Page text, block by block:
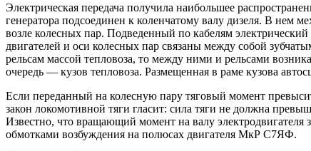
Электрическая передача получила наибольшее
генератора подсоединен к коленчатому валу дизеля. В нем
возле колесных пар. Подведенный по кабелям
двигателей и оси колесных пар связаны между собой
рельсам массой тепловоза, то между ними и рельсами
очередь — кузов тепловоза. Размещенная в раме кузова
Если переданный на колесную пару тяговый момент
закон локомотивной тяги гласит: сила тяги не должна
Известно, что вращающий момент на валу электродвигателя
обмотками возбуждения на полюсах двигателя МкР С7ЯФ.